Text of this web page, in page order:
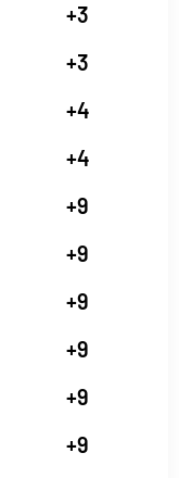
+3
+3
+4
+4
+9
+9
+9
+9
+9
+9